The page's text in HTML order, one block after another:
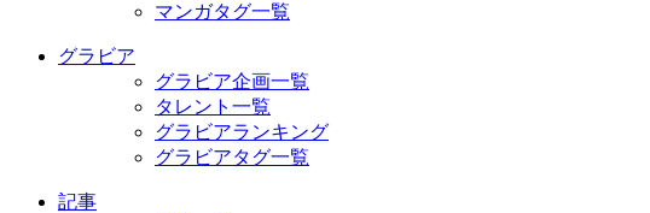
マンガタグ一覧
グラビア
グラビア企画一覧
タレント一覧
グラビアランキング
グラビアタグ一覧
記事